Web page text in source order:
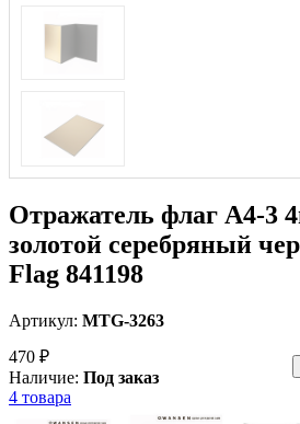
Отражатель флаг А4-3
золотой серебряный
Flag 841198
Артикул: MTG-3263
470 ₽
Наличие: Под заказ
4 товара